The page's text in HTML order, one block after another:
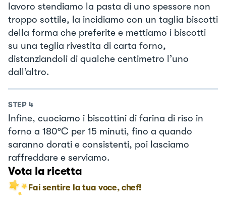
lavoro stendiamo la pasta di uno spessore non
troppo sottile, la incidiamo con un taglia biscotti
della forma che preferite e mettiamo i biscotti
su una teglia rivestita di carta forno,
distanziandoli di qualche centimetro l’uno
dall’altro.
STEP 4
Infine, cuociamo i biscottini di farina di riso in
forno a 180°C per 15 minuti, fino a quando
saranno dorati e consistenti, poi lasciamo
raffreddare e serviamo.
Vota la ricetta
Fai sentire la tua voce, chef!